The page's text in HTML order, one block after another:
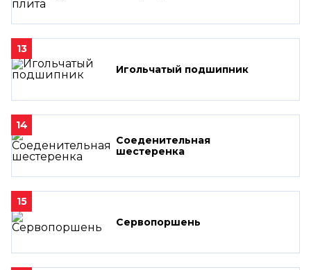
13
Игольчатый подшипник
14
Соеденительная
шестеренка
15
Сервопоршень